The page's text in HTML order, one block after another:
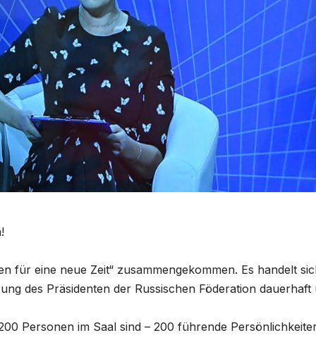
für eine neue Zeit“ zusammengekommen. Es handelt
des Präsidenten der Russischen Föderation dauerhaft
Personen im Saal sind – 200 führende